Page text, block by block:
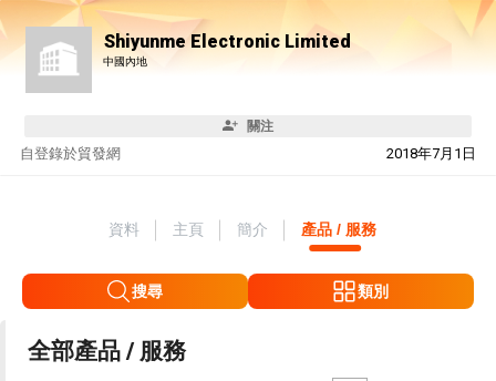
Shiyunme Electronic Limited
中國內地
關注
自 2018年7月1日
登錄於貿發網
資料 主頁 簡介 產品 / 服務
搜尋 類別
全部產品 / 服務